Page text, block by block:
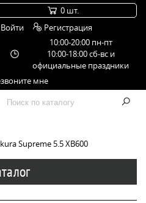
10:00-20:00 пн-пт
10:00-18:00 сб-вс и
официальные праздники
мне
0 шт.
Войти
Регистрация
Supreme 5.5 XB600